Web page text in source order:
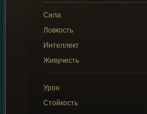
Сила
Ловкость
Интеллект
Живучесть
Урон
Стойкость